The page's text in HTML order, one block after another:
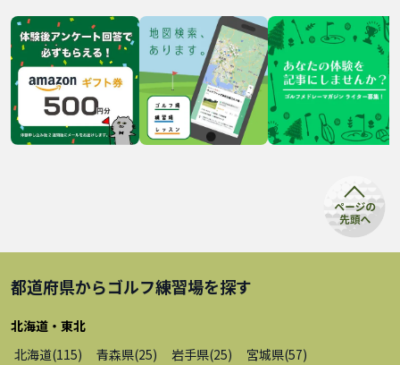
都道府県からゴルフ練習場を探す
北海道・東北
北海道(115) 青森県(25) 岩手県(25) 宮城県(57)